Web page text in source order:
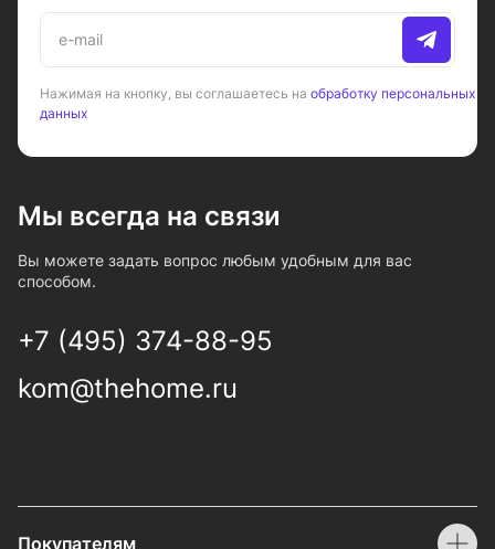
Нажимая на кнопку, вы соглашаетесь на обработку персональных
данных
Мы всегда на связи
Вы можете задать вопрос любым удобным для вас
способом.
+7 (495) 374-88-95
kom@thehome.ru
Покупателям